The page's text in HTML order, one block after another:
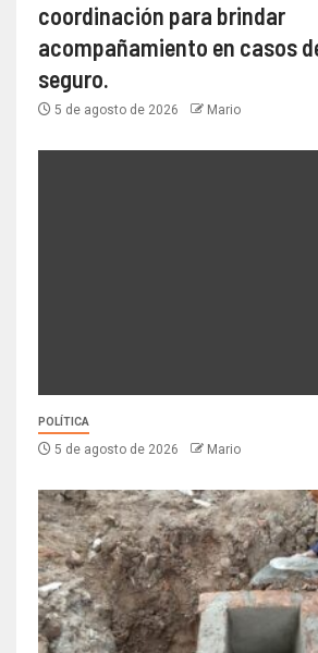
coordinación para brindar
acompañamiento en casos
seguro.
5 de agosto de 2026 Mario
POLÍTICA
5 de agosto de 2026 Mario